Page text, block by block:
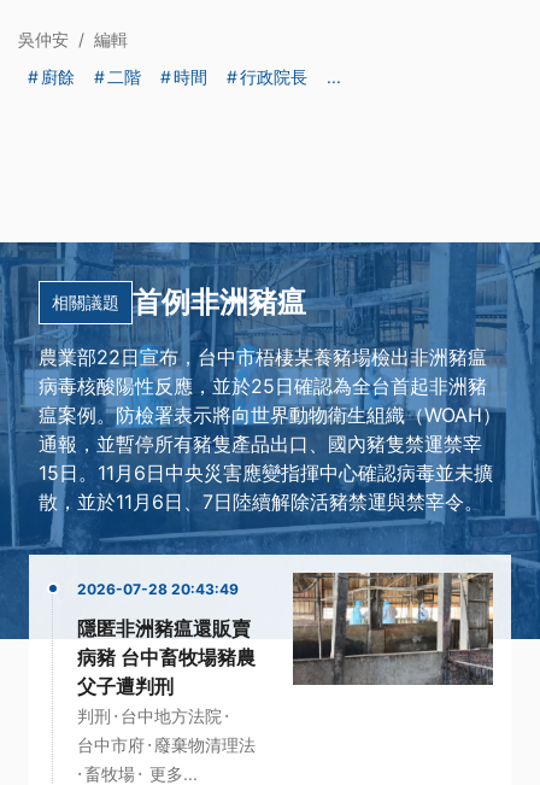
吳仲安 / 編輯
廚餘
二階 時間 行政院長 ...
相關議題 首例非洲豬瘟
農業部22日宣布，台中市梧棲某養豬場檢出非洲豬瘟
病毒核酸陽性反應，並於25日確認為全台首起非洲豬
瘟案例。防檢署表示將向世界動物衛生組織（WOAH）
通報，並暫停所有豬隻產品出口、國內豬隻禁運禁宰
15日。11月6日中央災害應變指揮中心確認病毒並未擴
散，並於11月6日、7日陸續解除活豬禁運與禁宰令。
2026-07-28 20:43:49
隱匿非洲豬瘟還販賣
病豬 台中畜牧場豬農
父子遭判刑
判刑 · 台中地方法院 ·
台中市府· 廢棄物清理法
·畜牧場· 更多...